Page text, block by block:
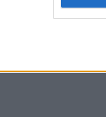
de
Urbanisme
pèrdua